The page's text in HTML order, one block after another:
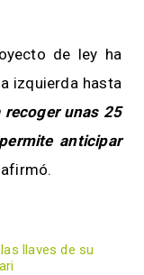
de ley ha
izquierda hasta
recoger unas 25
anticipar
llaves de su